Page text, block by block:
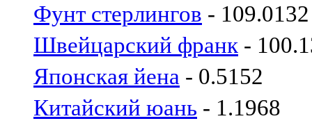
Фунт стерлингов - 109.0132
Швейцарский франк -
Японская йена - 0.5152
Китайский юань - 1.1968